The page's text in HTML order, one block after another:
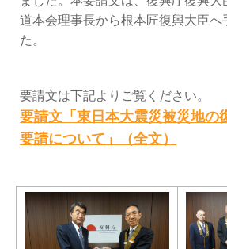
道本会理事長から根本匠復興大臣へ
た。
要請文は下記よりご覧ください。
要請文「東日本大震災被災地の
要請について」（全文）